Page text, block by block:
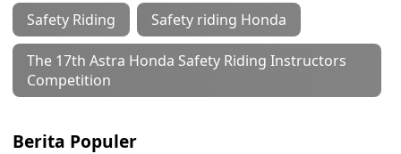
Safety Riding Safety riding Honda
The 17th Astra Honda Safety Riding Instructors
Competition
Berita Populer